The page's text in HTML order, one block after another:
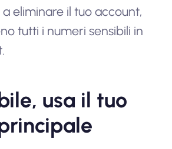
eliminare il tuo account,
tutti i numeri sensibili in
usa il tuo